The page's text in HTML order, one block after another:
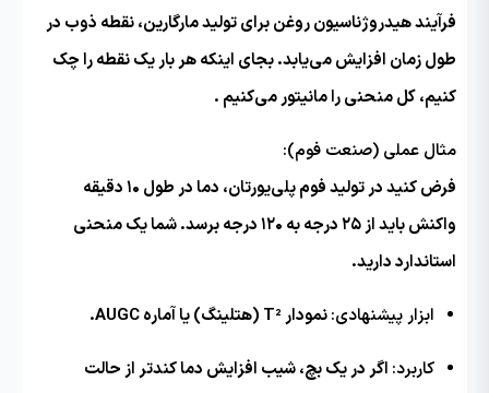
فرآیند هیدروژناسیون روغن برای تولید مارگارین، نقطه ذوب در
طول زمان افزایش می‌یابد. بجای اینکه هر بار یک نقطه را چک
کنیم، کل منحنی را مانیتور می‌کنیم .
مثال عملی (صنعت فوم):
فرض کنید در تولید فوم پلی‌یورتان، دما در طول ۱۰ دقیقه
واکنش باید از ۲۵ درجه به ۱۲۰ درجه برسد. شما یک منحنی
استاندارد دارید.
ابزار پیشنهادی:نمودار T² (هتلینگ) یا آماره AUGC.
کاربرد: اگر در یک بچ، شیب افزایش دما کندتر از حالت